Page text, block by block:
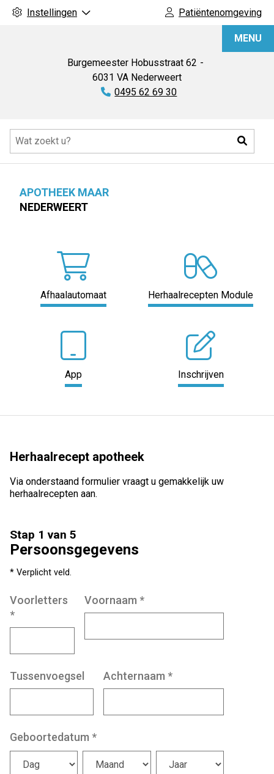
Instellingen Patiëntenomgeving
Burgemeester Hobusstraat62
6031 VA Nederweert
Tel:
0495 62 69 30
MENU
APOTHEEK MAAR
NEDERWEERT
Afhaalautomaat Herhaalrecepten Module
App Inschrijven
Herhaalrecept apotheek
Via onderstaand formulier vraagt u gemakkelijk uw
herhaalrecepten aan.
Stap 1 van 5
Persoonsgegevens
* Verplicht veld.
Voorletters
*
Voornaam *
Tussenvoegsel Achternaam *
Geboortedatum *